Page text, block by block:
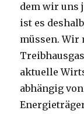
dem wir uns
ist es
müssen. Wir
aktuelle
abhängig